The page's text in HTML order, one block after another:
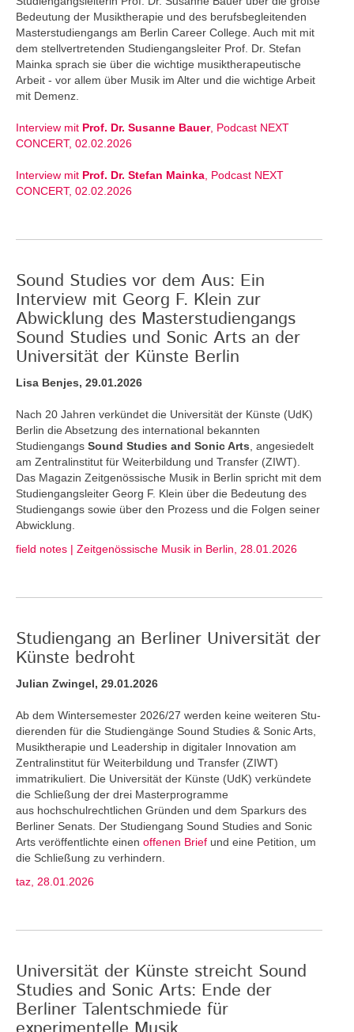
Bedeutung der Musiktherapie und des berufsbegleitenden
Masterstudiengangs am Berlin Career College. Auch mit mit
dem stellvertretenden Studiengangsleiter Prof. Dr. Stefan
Mainka sprach sie über die wichtige musiktherapeutische
Arbeit - vor allem über Musik im Alter und die wichtige Arbeit
mit Demenz.
Interview mit Prof. Dr. Susanne Bauer, Podcast NEXT
CONCERT, 02.02.2026
Interview mit Prof. Dr. Stefan Mainka , Podcast NEXT
CONCERT, 02.02.2026
Sound Studies vor dem Aus: Ein
Interview mit Georg F. Klein zur
Abwicklung des Masterstudiengangs
Sound Studies und Sonic Arts an der
Universität der Künste Berlin
Lisa Benjes, 29.01.2026
Nach 20 Jahren verkündet die Universität der Künste (UdK)
Berlin die Absetzung des international bekannten
Studiengangs Sound Studies and Sonic Arts , angesiedelt
am Zentralinstitut für Weiterbildung und Transfer (ZIWT).
Das Magazin Zeitgenössische Musik in Berlin spricht mit dem
Studiengangsleiter Georg F. Klein über die Bedeutung des
Studiengangs sowie über den Prozess und die Folgen seiner
Abwicklung.
field notes | Zeitgenössische Musik in Berlin, 28.01.2026
Studiengang an Berliner Universität der
Künste bedroht
Julian Zwingel, 29.01.2026
Ab dem Wintersemester 2026/27 werden keine weiteren Stu­
dierenden für die Studiengänge Sound Studies & Sonic Arts,
Musiktherapie und Leadership in digitaler Innovation am
Zentralinstitut für Weiterbildung und Transfer (ZIWT)
immatrikuliert. Die Universität der Künste (UdK) verkündete
die Schließung der drei Masterprogramme
aus hochschulrechtlichen Gründen und dem Sparkurs des
Berliner Senats. Der Studiengang Sound Studies and Sonic
Arts veröffentlichte einen offenen Brief und eine Petition, um
die Schließung zu verhindern.
taz, 28.01.2026
Universität der Künste streicht Sound
Studies and Sonic Arts: Ende der
Berliner Talentschmiede für